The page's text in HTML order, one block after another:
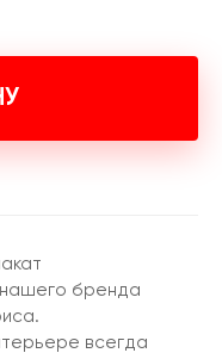
нашего бренда
всегда